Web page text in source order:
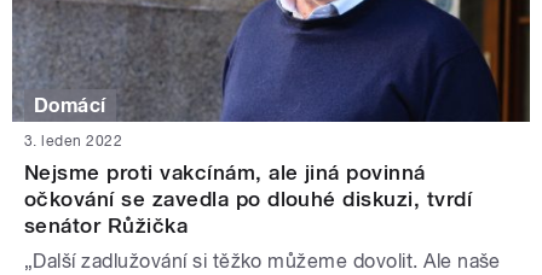
Domácí
3. leden 2022
Nejsme proti vakcínám, ale jiná povinná
očkování se zavedla po dlouhé diskuzi, tvrdí
senátor Růžička
„Další zadlužování si těžko můžeme dovolit. Ale naše